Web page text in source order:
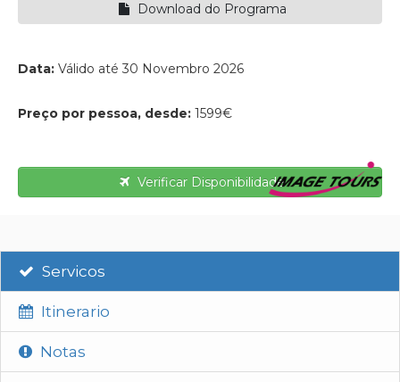
Download do Programa
Data: Válido até 30 Novembro 2026
Preço por pessoa, desde: 1599€
Verificar Disponibilidade
Servicos
Itinerario
Notas